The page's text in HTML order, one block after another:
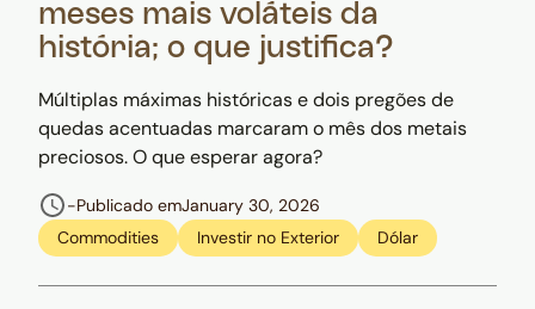
meses mais voláteis da
história; o que justifica?
Múltiplas máximas históricas e dois pregões de
quedas acentuadas marcaram o mês dos metais
preciosos. O que esperar agora?
-Publicado emJanuary 30, 2026
Commodities
Investir no Exterior Dólar